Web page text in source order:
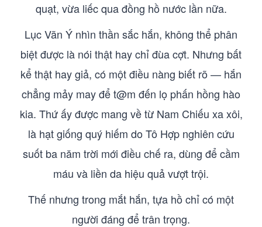
quạt, vừa liếc qua đồng hồ nước lần nữa.
Lục Vãn Ý nhìn thần sắc hắn, không thể phân
biệt được là nói thật hay chỉ đùa cợt. Nhưng bất
kể thật hay giả, có một điều nàng biết rõ — hắn
chẳng mảy may để t@m đến lọ phấn hồng hào
kia. Thứ ấy được mang về từ Nam Chiếu xa xôi,
là hạt giống quý hiếm do Tô Hợp nghiên cứu
suốt ba năm trời mới điều chế ra, dùng để cầm
máu và liền da hiệu quả vượt trội.
Thế nhưng trong mắt hắn, tựa hồ chỉ có một
người đáng để trân trọng.